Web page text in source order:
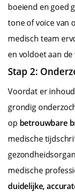
boeiend en goed
tone of voice van
medisch team
en voldoet aan
Stap 2:
Voordat er
grondig
op betrouwbare
medische
medische
duidelijke,